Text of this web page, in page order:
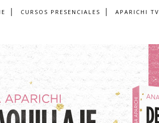
CURSOS PRESENCIALES APARICHI TV